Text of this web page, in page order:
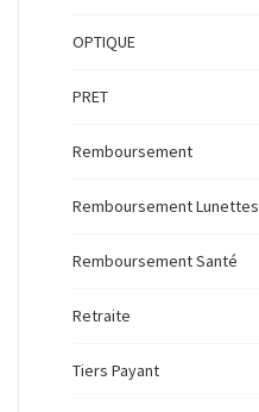
OPTIQUE
PRET
Remboursement
Remboursement Lunettes
Remboursement Santé
Retraite
Tiers Payant